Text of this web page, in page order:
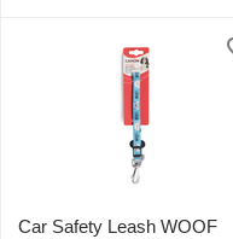
Car Safety Leash WOOF